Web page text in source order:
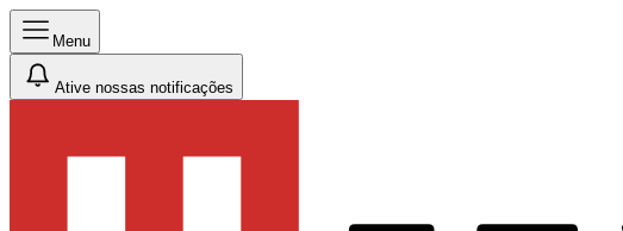
Menu
Ative nossas notificações